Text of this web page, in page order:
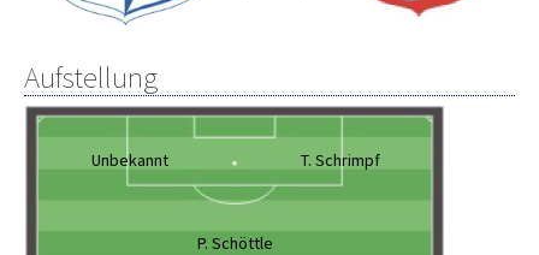
Aufstellung
Unbekannt T. Schrimpf
P. Schöttle